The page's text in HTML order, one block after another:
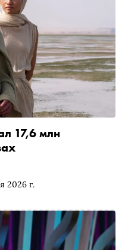
2026 г.
17,6 млн